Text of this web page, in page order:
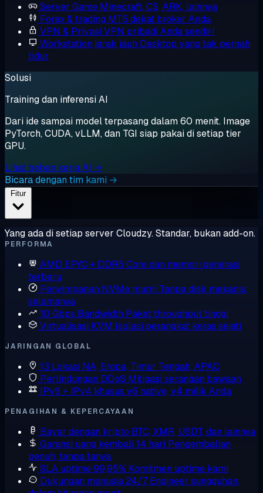
Server Game Minecraft, CS, ARK, lainnya
Forex & trading MT5 dekat broker Anda
VPN & Privasi VPN pribadi Anda sendiri
Workstation jarak jauh Desktop yang tak pernah
tidur
Solusi
Training dan inferensi AI
Dari ide sampai model terpasang dalam 60 menit. Image
PyTorch, CUDA, vLLM, dan TGI siap pakai di setiap tier
GPU.
Lihat beban kerja AI →
Bicara dengan tim kami →
Fitur
Yang ada di setiap server Cloudzy. Standar, bukan add-on.
PERFORMA
AMD EPYC + DDR5 Core dan memori generasi
terbaru
Penyimpanan NVMe murni Tanpa disk mekanis,
selamanya
10 Gbps Bandwidth Paket throughput tinggi
Virtualisasi KVM Isolasi perangkat keras sejati
JARINGAN GLOBAL
13 Lokasi NA, Eropa, Timur Tengah, APAC
Perlindungan DDoS Mitigasi serangan bawaan
IPv6 + IPv4 khusus v6 native, v4 milik Anda
PENAGIHAN & KEPERCAYAAN
Bayar dengan kripto BTC, XMR, USDT, dan lainnya
Garansi uang kembali 14 hari Pengembalian
penuh, tanpa tanya
SLA uptime 99,95% Komitmen uptime kami
Dukungan manusia 24/7 Engineer sungguhan,